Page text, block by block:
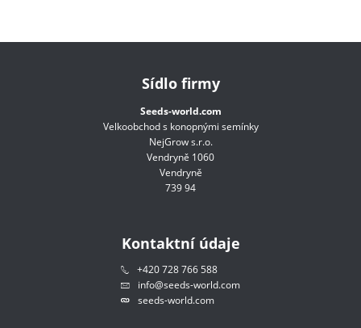
Sídlo firmy
Seeds-world.com
Velkoobchod s konopnými semínky
NejGrow s.r.o.
Vendryně 1060
Vendryně
739 94
Kontaktní údaje
+420 728 766 588
info@seeds-world.com
seeds-world.com